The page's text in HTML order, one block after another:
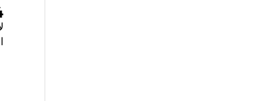
4. ما هي